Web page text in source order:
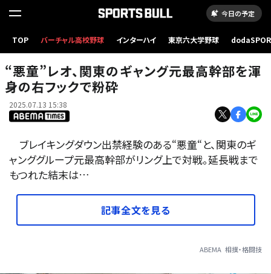
今日の予定
TOP バーチャル高校野球 インターハイ 東京六大学野球
“悪童”レオ、関東のギャング元最高幹部を渾身の右フックで粉砕
“悪童”レオ、関東のギャング元最高幹部を渾
身の右フックで粉砕
2025.07.13 15:38
ブレイキングダウン出禁経験のある“悪童“と、関東のギ
ャンググループ元最高幹部がリング上で対戦。延長戦まで
もつれた結末は…
記事全文を見る
ABEMA 相撲・格闘技